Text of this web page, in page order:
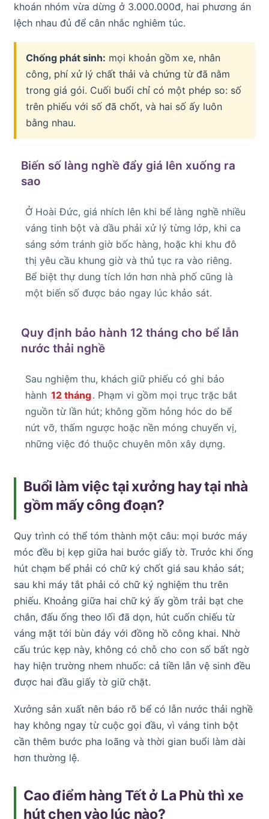
khoán nhóm vừa dừng ở 3.000.000đ, hai phương án
lệch nhau đủ để cân nhắc nghiêm túc.
Chống phát sinh: mọi khoản gồm xe, nhân
công, phí xử lý chất thải và chứng từ đã nằm
trong giá gói. Cuối buổi chỉ có một phép so: số
trên phiếu với số đã chốt, và hai số ấy luôn
bằng nhau.
Biến số làng nghề đẩy giá lên xuống ra
sao
Ở Hoài Đức, giá nhích lên khi bể làng nghề nhiều
váng tinh bột và dầu phải xử lý từng lớp, khi ca
sáng sớm tránh giờ bốc hàng, hoặc khi khu đô
thị yêu cầu khung giờ và thủ tục ra vào riêng.
Bể biệt thự dung tích lớn hơn nhà phố cũng là
một biến số được báo ngay lúc khảo sát.
Quy định bảo hành 12 tháng cho bể lẫn
nước thải nghề
Sau nghiệm thu, khách giữ phiếu có ghi bảo
hành 12 tháng. Phạm vi gồm mọi trục trặc bắt
nguồn từ lần hút; không gồm hỏng hóc do bể
nứt vỡ, thấm ngược hoặc nền móng chuyển vị,
những việc đó thuộc chuyên môn xây dựng.
Buổi làm việc tại xưởng hay tại nhà
gồm mấy công đoạn?
Quy trình có thể tóm thành một câu: mọi bước máy
móc đều bị kẹp giữa hai bước giấy tờ. Trước khi ống
hút chạm bể phải có chữ ký chốt giá sau khảo sát;
sau khi máy tắt phải có chữ ký nghiệm thu trên
phiếu. Khoảng giữa hai chữ ký ấy gồm trải bạt che
chắn, đấu ống theo lối đã dọn, hút cuốn chiếu từ
váng mặt tới bùn đáy với đồng hồ công khai. Nhờ
cấu trúc kẹp này, không có chỗ cho con số bất ngờ
hay hiện trường nhem nhuốc: cả tiền lẫn vệ sinh đều
được hai đầu giấy tờ giữ chặt.
Xưởng sản xuất nên báo rõ bể có lẫn nước thải nghề
hay không ngay từ cuộc gọi đầu, vì váng tinh bột
cần thêm bước pha loãng và thời gian buổi làm dài
hơn thường lệ.
Cao điểm hàng Tết ở La Phù thì xe
hút chen vào lúc nào?